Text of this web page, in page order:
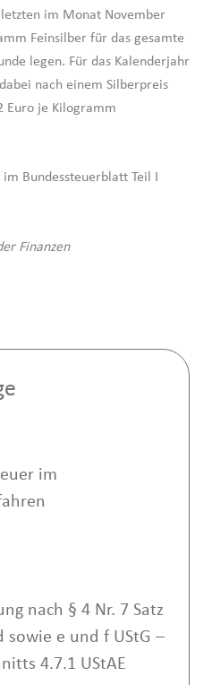
im Monat November
Feinsilber für das gesamte
legen. Für das Kalenderjahr
nach einem Silberpreis
Euro je Kilogramm
Bundessteuerblatt Teil I
Finanzen
im
nach § 4 Nr. 7 Satz
sowie e und f UStG –
4.7.1 UStAE